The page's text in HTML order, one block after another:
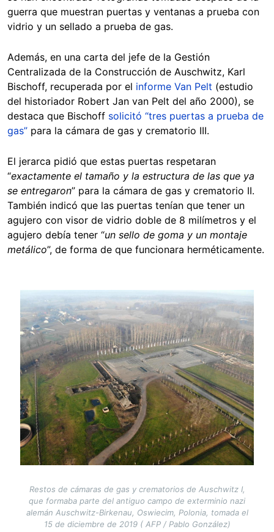
guerra que muestran puertas y ventanas a prueba con
vidrio y un sellado a prueba de gas.
Además, en una carta del jefe de la Gestión
Centralizada de la Construcción de Auschwitz, Karl
Bischoff, recuperada por el informe Van Pelt (estudio
del historiador Robert Jan van Pelt del año 2000), se
destaca que Bischoff solicitó “tres puertas a prueba de
gas” para la cámara de gas y crematorio III.
El jerarca pidió que estas puertas respetaran
“exactamente el tamaño y la estructura de las que ya
se entregaron” para la cámara de gas y crematorio II.
También indicó que las puertas tenían que tener un
agujero con visor de vidrio doble de 8 milímetros y el
agujero debía tener “un sello de goma y un montaje
metálico”, de forma de que funcionara herméticamente.
Restos de cámaras de gas y crematorios de Auschwitz I,
que formaba parte del antiguo campo de exterminio nazi
alemán Auschwitz-Birkenau, Oswiecim, Polonia, tomada el
15 de diciembre de 2019 ( AFP / Pablo González)